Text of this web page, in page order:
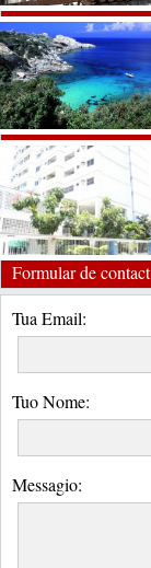
Formular de contact
Tua Email:
Tuo Nome:
Messagio: